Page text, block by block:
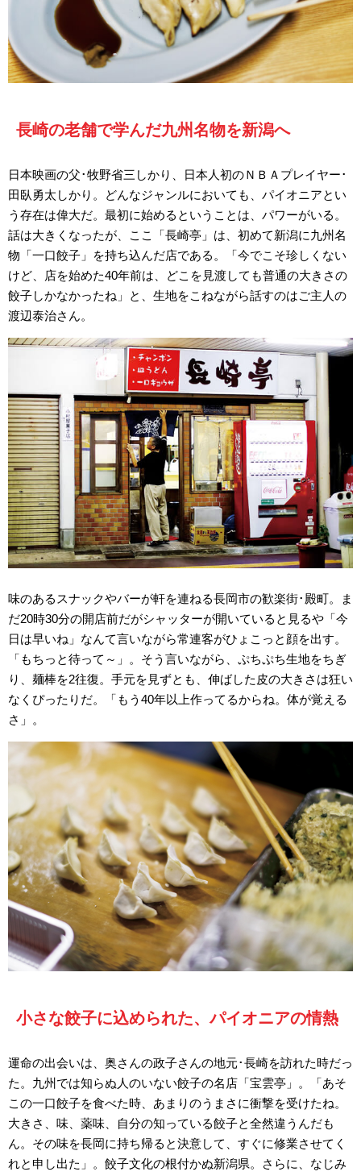
長崎の老舗で学んだ九州名物を新潟へ
日本映画の父･牧野省三しかり、日本人初のＮＢＡプレイヤー･
田臥勇太しかり。どんなジャンルにおいても、パイオニアとい
う存在は偉大だ。最初に始めるということは、パワーがいる。
話は大きくなったが、ここ「長崎亭」は、初めて新潟に九州名
物「一口餃子」を持ち込んだ店である。「今でこそ珍しくない
けど、店を始めた40年前は、どこを見渡しても普通の大きさの
餃子しかなかったね」と、生地をこねながら話すのはご主人の
渡辺泰治さん。
味のあるスナックやバーが軒を連ねる長岡市の歓楽街･殿町。ま
だ20時30分の開店前だがシャッターが開いていると見るや「今
日は早いね」なんて言いながら常連客がひょこっと顔を出す。
「もちっと待って～」。そう言いながら、ぷちぷち生地をちぎ
り、麺棒を2往復。手元を見ずとも、伸ばした皮の大きさは狂い
なくぴったりだ。「もう40年以上作ってるからね。体が覚える
さ」。
小さな餃子に込められた、パイオニアの情熱
運命の出会いは、奥さんの政子さんの地元･長崎を訪れた時だっ
た。九州では知らぬ人のいない餃子の名店「宝雲亭」。「あそ
この一口餃子を食べた時、あまりのうまさに衝撃を受けたね。
大きさ、味、薬味、自分の知っている餃子と全然違うんだも
ん。その味を長岡に持ち帰ると決意して、すぐに修業させてく
れと申し出た」。餃子文化の根付かぬ新潟県。さらに、なじみ